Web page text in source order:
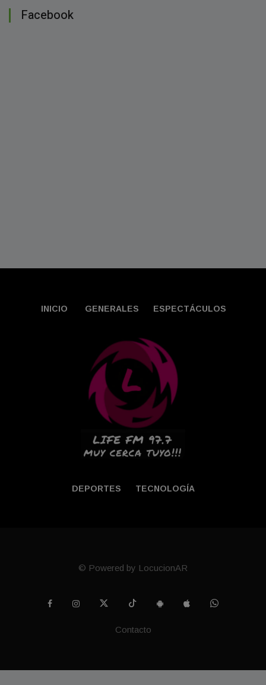
Facebook
INICIO GENERALES ESPECTÁCULOS
DEPORTES TECNOLOGÍA
© Powered by LocucionAR
Contacto